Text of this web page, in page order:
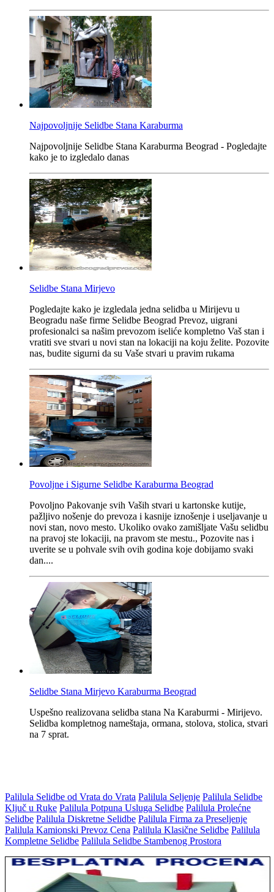
Najpovoljnije Selidbe Stana Karaburma
Najpovoljnije Selidbe Stana Karaburma Beograd - Pogledajte
kako je to izgledalo danas
Selidbe Stana Mirjevo
Pogledajte kako je izgledala jedna selidba u Mirijevu u
Beogradu naše firme Selidbe Beograd Prevoz, uigrani
profesionalci sa našim prevozom iseliće kompletno Vaš stan i
vratiti sve stvari u novi stan na lokaciji na koju želite. Pozovite
nas, budite sigurni da su Vaše stvari u pravim rukama
Povoljne i Sigurne Selidbe Karaburma Beograd
Povoljno Pakovanje svih Vaših stvari u kartonske kutije,
pažljivo nošenje do prevoza i kasnije iznošenje i useljavanje u
novi stan, novo mesto. Ukoliko ovako zamišljate Vašu selidbu
na pravoj ste lokaciji, na pravom ste mestu., Pozovite nas i
uverite se u pohvale svih ovih godina koje dobijamo svaki
dan....
Selidbe Stana Mirjevo Karaburma Beograd
Uspešno realizovana selidba stana Na Karaburmi - Mirijevo.
Selidba kompletnog nameštaja, ormana, stolova, stolica, stvari
na 7 sprat.
Palilula Selidbe od Vrata do Vrata Palilula Seljenje Palilula Selidbe
Ključ u Ruke Palilula Potpuna Usluga Selidbe Palilula Prolećne
Selidbe Palilula Diskretne Selidbe Palilula Firma za Preseljenje
Palilula Kamionski Prevoz Cena Palilula Klasične Selidbe Palilula
Kompletne Selidbe Palilula Selidbe Stambenog Prostora